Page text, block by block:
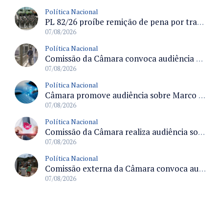
Política Nacional
PL 82/26 proíbe remição de pena por trabalho em funções militares para condenados por crimes contra o Estado Democrático de Direito
07/08/2026
Política Nacional
Comissão da Câmara convoca audiência para discutir misoginia nas escolas e universidades após divulgação de listas misóginas
07/08/2026
Política Nacional
Câmara promove audiência sobre Marco de Fomento à Economia Digital e impactos da inteligência artificial
07/08/2026
Política Nacional
Comissão da Câmara realiza audiência sobre apostas online para medir o tamanho do mercado ilegal
07/08/2026
Política Nacional
Comissão externa da Câmara convoca audiência pública sobre chuvas na Zona da Mata de Minas Gerais e impactos em Juiz de Fora
07/08/2026